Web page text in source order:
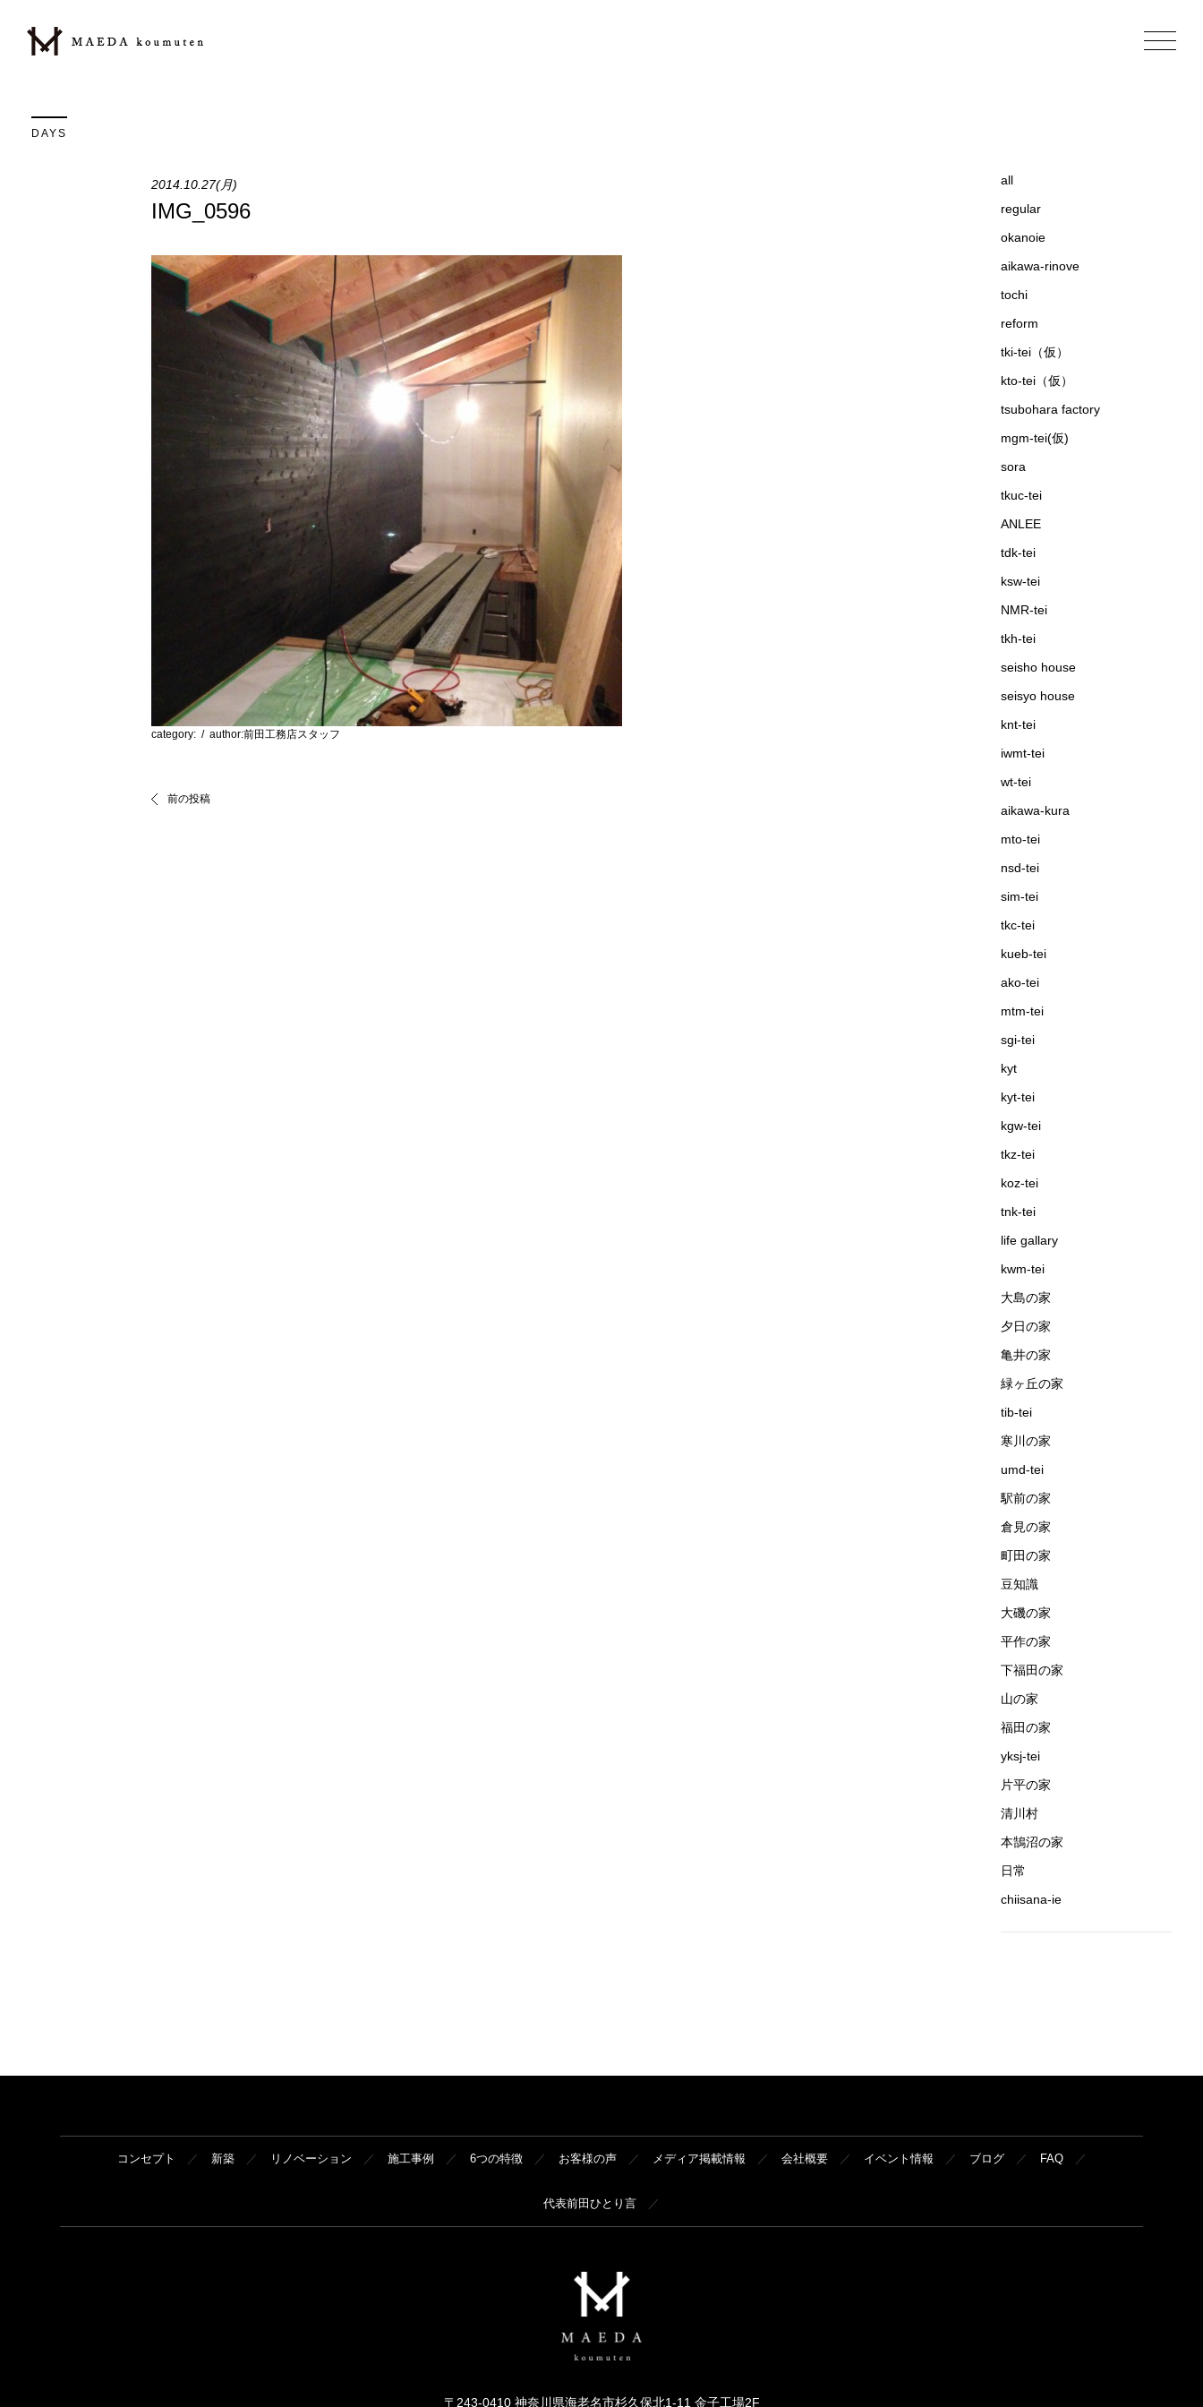
DAYS
2014.10.27(月)
IMG_0596
category:/ author:前田工務店スタッフ
前の投稿
all
regular
okanoie
aikawa-rinove
tochi
reform
tki-tei（仮）
kto-tei（仮）
tsubohara factory
mgm-tei(仮)
sora
tkuc-tei
ANLEE
tdk-tei
ksw-tei
NMR-tei
tkh-tei
seisho house
seisyo house
knt-tei
iwmt-tei
wt-tei
aikawa-kura
mto-tei
nsd-tei
sim-tei
tkc-tei
kueb-tei
ako-tei
mtm-tei
sgi-tei
kyt
kyt-tei
kgw-tei
tkz-tei
koz-tei
tnk-tei
life gallary
kwm-tei
大島の家
夕日の家
亀井の家
緑ヶ丘の家
tib-tei
寒川の家
umd-tei
駅前の家
倉見の家
町田の家
豆知識
大磯の家
平作の家
下福田の家
山の家
福田の家
yksj-tei
片平の家
清川村
本鵠沼の家
日常
chiisana-ie
コンセプト 新築 リノベーション 施工事例 6つの特徴 お客様の声 メディア掲載情報 会社概要 イベント情報 ブログ FAQ
代表前田ひとり言
〒243-0410 神奈川県海老名市杉久保北1-11 金子工場2F